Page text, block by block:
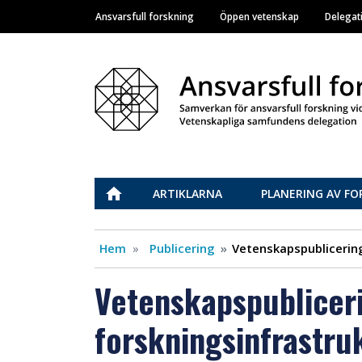
Main navigation
Ansvarsfull forskning Öppen vetenskap
Vastuullinen tiede
ETUSIVUARTIKLARNA PLANERING AV
Hem Publicering